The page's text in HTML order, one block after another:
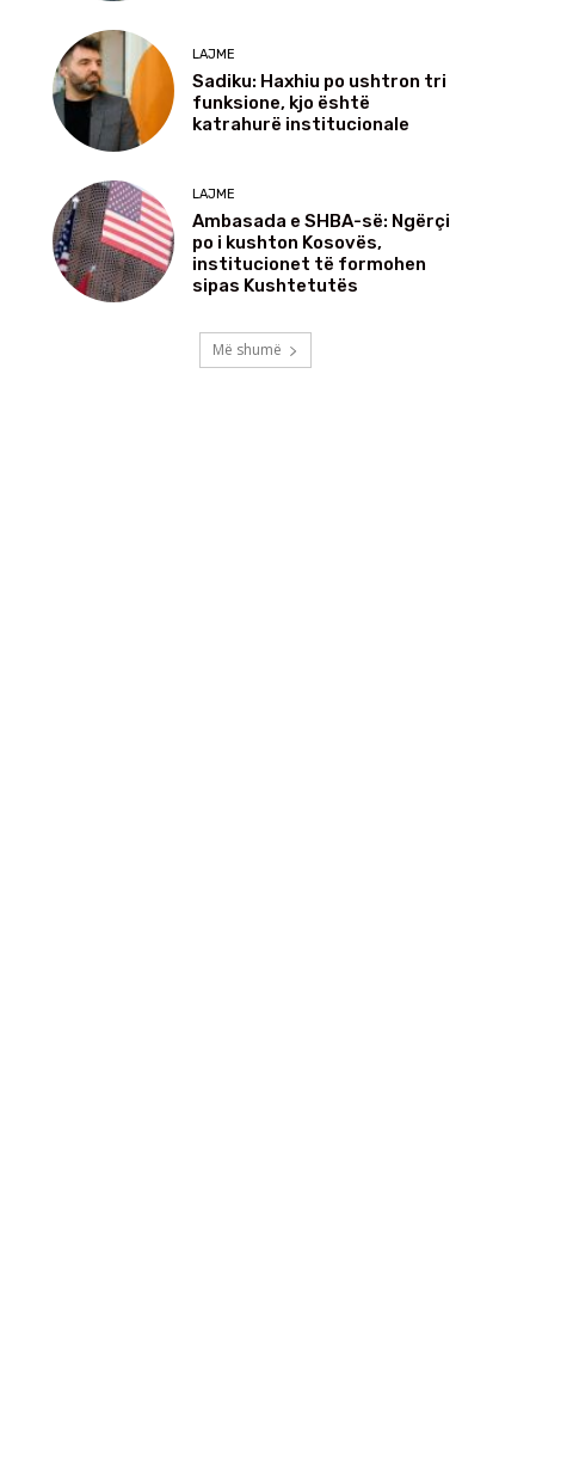
LAJME
Sadiku: Haxhiu po ushtron tri
funksione, kjo është
katrahurë institucionale
LAJME
Ambasada e SHBA-së: Ngërçi
po i kushton Kosovës,
institucionet të formohen
sipas Kushtetutës
Më shumë